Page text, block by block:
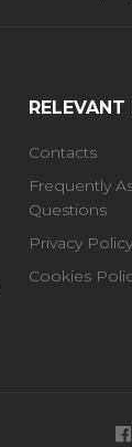
RELEVANT
Contacts
Frequently
Questions
Privacy Policy
Cookies